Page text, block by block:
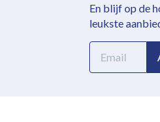
En blijf op de
leukste
E-
mailadres